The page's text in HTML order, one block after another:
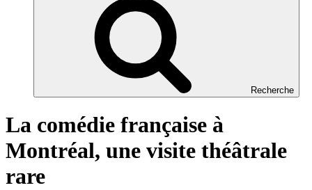
Recherche
La comédie française à
Montréal, une visite théâtrale
rare